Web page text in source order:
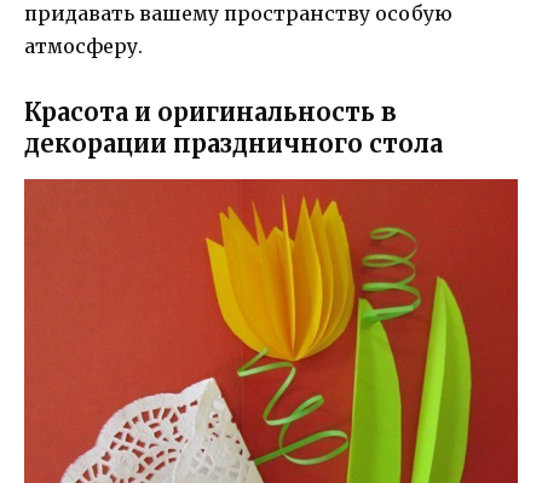
придавать вашему пространству особую
атмосферу.
Красота и оригинальность в
декорации праздничного стола